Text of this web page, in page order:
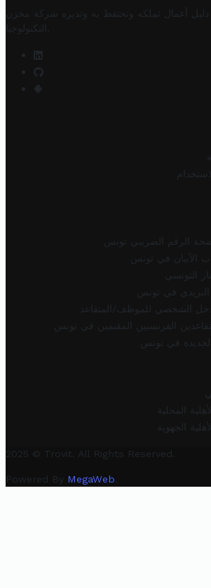
أعمال تملكه وتحتفظ به وتديره
شركة مخزن
التكنولوجيا
الرقم الضريبي تونس
الآيبان في تونس
التونسي
في تونس
الشخصي للموظف/المتقاعد
الفرنسيين المقيمين في تونس
في تونس
المحلية
الجهوية
2025 © Trovit. All Rights Reserved.
Powered By MegaWeb